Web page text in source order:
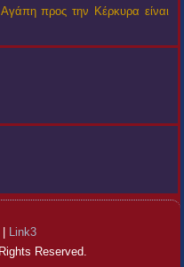
προς την Κέρκυρα είναι
Link3
Reserved.